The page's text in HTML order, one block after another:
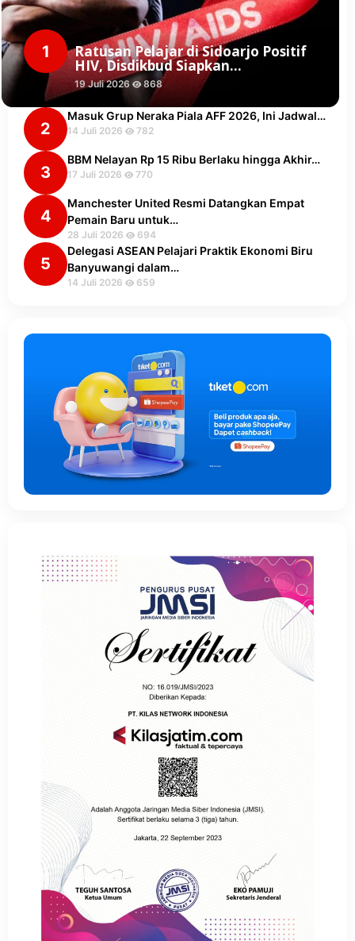
1 Ratusan Pelajar di Sidoarjo Positif
HIV, Disdikbud Siapkan…
19 Juli 2026 868
2
Masuk Grup Neraka Piala AFF 2026, Ini Jadwal…
14 Juli 2026 782
3
BBM Nelayan Rp 15 Ribu Berlaku hingga Akhir…
17 Juli 2026 770
4
Manchester United Resmi Datangkan Empat
Pemain Baru untuk…
28 Juli 2026 694
5
Delegasi ASEAN Pelajari Praktik Ekonomi Biru
Banyuwangi dalam…
14 Juli 2026 659